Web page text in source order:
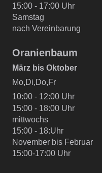
15:00 - 17:00 Uhr
Samstag
nach Vereinbarung
Oranienbaum
März bis Oktober
Mo,Di,Do,Fr
10:00 - 12:00 Uhr
15:00 - 18:00 Uhr
mittwochs
15:00 - 18:Uhr
November bis Februar
15:00-17:00 Uhr